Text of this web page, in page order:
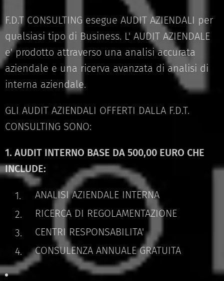
F.D.T CONSULTING esegue AUDIT AZIENDALI per
qualsiasi tipo di Business. L' AUDIT AZIENDALE
e' prodotto attraverso una analisi accurata
aziendale e una ricerva avanzata di analisi di
interna aziendale.
GLI AUDIT AZIENDALI OFFERTI DALLA F.D.T.
CONSULTING SONO:
1. AUDIT INTERNO BASE DA 500,00 EURO CHE
INCLUDE:
ANALISI AZIENDALE INTERNA
RICERCA DI REGOLAMENTAZIONE
CENTRI RESPONSABILITA'
CONSULENZA ANNUALE GRATUITA